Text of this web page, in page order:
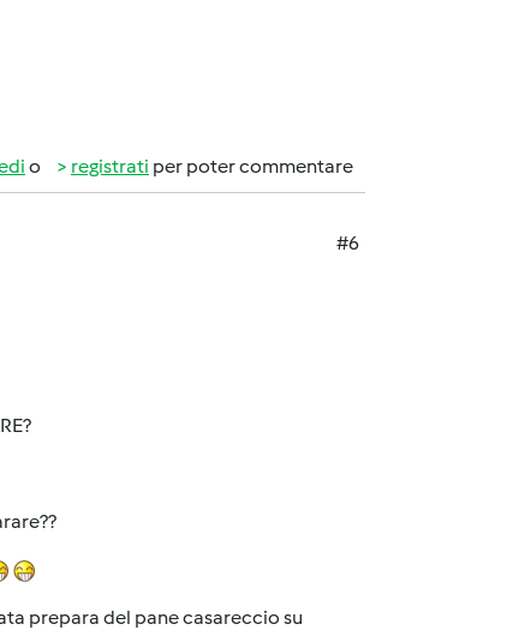
o registrati per poter commentare
#6
prepara del pane casareccio su